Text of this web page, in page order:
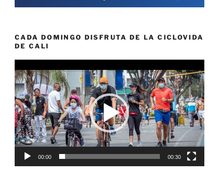
CADA DOMINGO DISFRUTA DE LA CICLOVIDA
DE CALI
de
vídeo
00:00 00:30